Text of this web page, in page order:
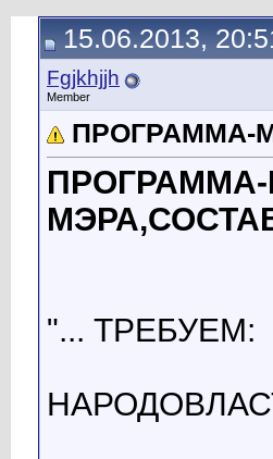
15.06.2013,
Fgjkhjjh
Member
ПРОГРАММА-
"... ТРЕБУЕМ: